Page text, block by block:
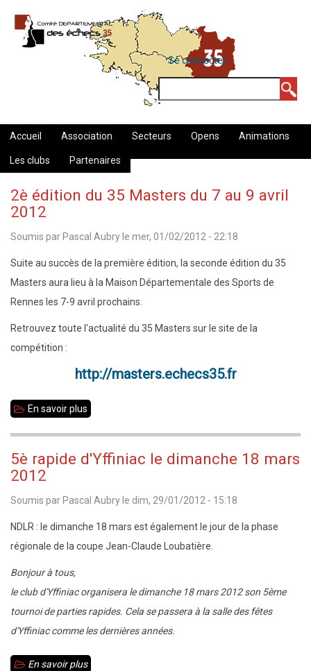
contenu
MENU
DU
COMPTE
DE
Se connecter
Accueil Association Secteurs Opens Animations
Les clubs Partenaires
2è édition du 35 Masters du 7 au 9 avril
2012
Soumis par Pascal Aubry le mer, 01/02/2012 - 22:18
Suite au succès de la première édition, la seconde édition du 35
Masters aura lieu à la Maison Départementale des Sports de
Rennes les 7-9 avril prochains.
Retrouvez toute l'actualité du 35 Masters sur le site de la
compétition :
http://masters.echecs35.fr
En savoir plus
du
Masters
du
7
5è rapide d'Yffiniac le dimanche 18 mars
2012
Soumis par Pascal Aubry le dim, 29/01/2012 - 15:18
NDLR : le dimanche 18 mars est également le jour de la phase
régionale de la coupe Jean-Claude Loubatière.
Bonjour à tous,
le club d'Yffiniac organisera le dimanche 18 mars 2012 son 5ème
tournoi de parties rapides. Cela se passera à la salle des fêtes
d'Yffiniac comme les dernières années.
En savoir plussur